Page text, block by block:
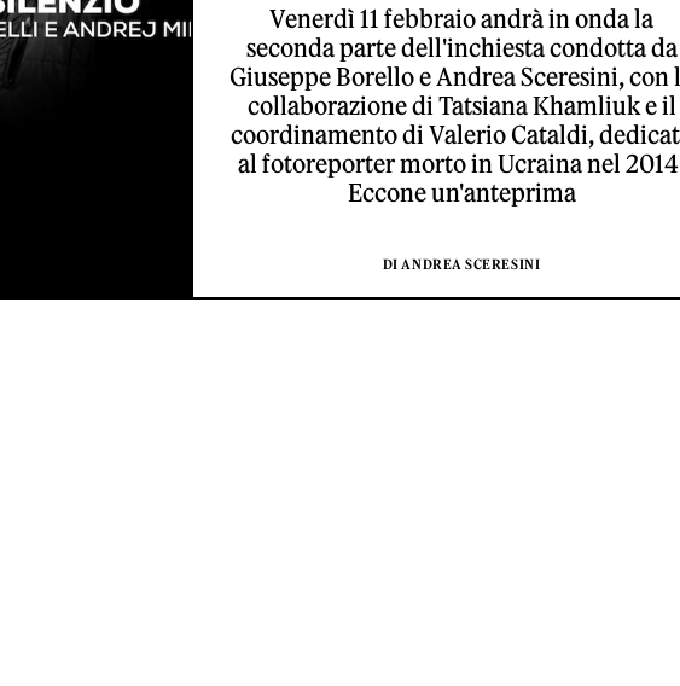
Venerdì 11 febbraio andrà in onda la
seconda parte dell'inchiesta condotta da
Giuseppe Borello e Andrea Sceresini, con
collaborazione di Tatsiana Khamliuk e il
coordinamento di Valerio Cataldi,
al fotoreporter morto in Ucraina nel
Eccone un'anteprima
DI ANDREA SCERESINI